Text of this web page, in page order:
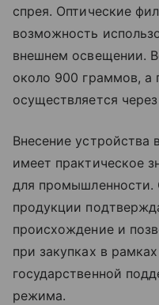
спрея. Оптические
возможность
внешнем освещении.
около 900 граммов, а
осуществляется
Внесение устройства
имеет практическое
для промышленности.
продукции
происхождение и
при закупках в
государственной
режима.